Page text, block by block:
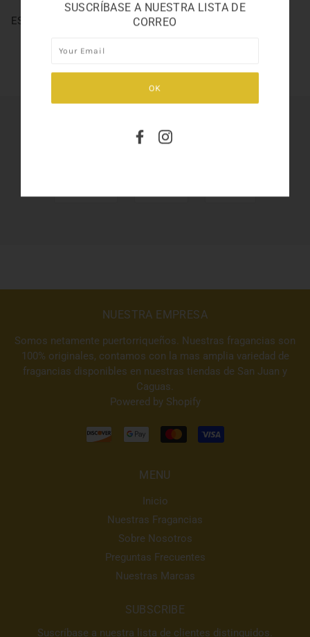
ESCADA MAGNETISM 2.5
SHARE THIS
NUESTRA EMPRESA
Somos netamente puertorriqueños. Nuestras fragancias son
100% originales, contamos con la mas amplia variedad de
fragancias disponibles en nuestras tiendas de San Juan y
Caguas.
Powered by Shopify
MENU
Inicio
Nuestras Fragancias
Sobre Nosotros
Preguntas Frecuentes
Nuestras Marcas
SUBSCRIBE
Suscríbase a nuestra lista de clientes distinguidos.
SUSCRÍBASE A NUESTRA LISTA DE
CORREO